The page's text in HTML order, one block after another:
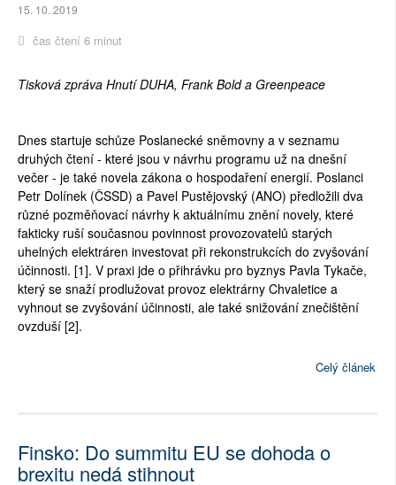
15. 10. 2019
čas čtení 6 minut
Tisková zpráva Hnutí DUHA, Frank Bold a Greenpeace
Dnes startuje schůze Poslanecké sněmovny a v seznamu
druhých čtení - které jsou v návrhu programu už na dnešní
večer - je také novela zákona o hospodaření energií. Poslanci
Petr Dolínek (ČSSD) a Pavel Pustějovský (ANO) předložili dva
různé pozměňovací návrhy k aktuálnímu znění novely, které
fakticky ruší současnou povinnost provozovatelů starých
uhelných elektráren investovat při rekonstrukcích do zvyšování
účinnosti. [1]. V praxi jde o přihrávku pro byznys Pavla Tykače,
který se snaží prodlužovat provoz elektrárny Chvaletice a
vyhnout se zvyšování účinnosti, ale také snižování znečištění
ovzduší [2].
Celý článek
Finsko: Do summitu EU se dohoda o
brexitu nedá stihnout